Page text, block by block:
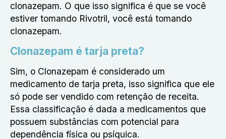
clonazepam. O que isso significa é que se você
estiver tomando Rivotril, você está tomando
clonazepam.
Clonazepam é tarja preta?
Sim, o Clonazepam é considerado um
medicamento de tarja preta, isso significa que ele
só pode ser vendido com retenção de receita.
Essa classificação é dada a medicamentos que
possuem substâncias com potencial para
dependência física ou psíquica.